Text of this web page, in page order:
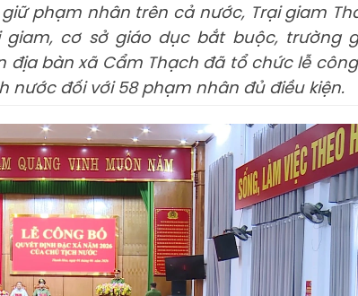
phạm nhân trên cả nước, Trại giam
cơ sở giáo dục bắt buộc, trường
địa bàn xã Cẩm Thạch đã tổ chức lễ
nước đối với 58 phạm nhân đủ điều kiện.